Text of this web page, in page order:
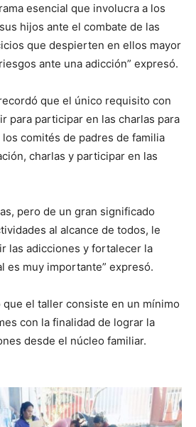
esencial que involucra a los
hijos ante el combate de las
que despierten en ellos mayor
ante una adicción” expresó.
que el único requisito con
para participar en las charlas para
comités de padres de familia
charlas y participar en las
pero de un gran significado
al alcance de todos, le
las adicciones y fortalecer la
es muy importante” expresó.
el taller consiste en un mínimo
con la finalidad de lograr la
desde el núcleo familiar.